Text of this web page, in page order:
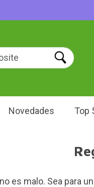
Novedades Top
es malo. Sea para